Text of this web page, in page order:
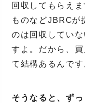
回収してもらえ
ものなどJBRCが
のは回収してい
すよ。だから、
て結構あるんです
そうなると、ず